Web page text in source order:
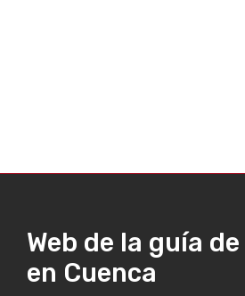
Web de la guía
en Cuenca